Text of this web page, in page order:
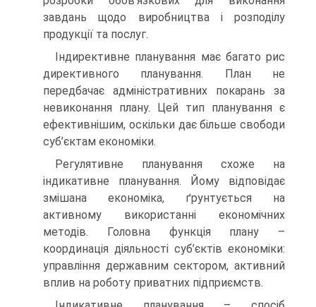
завдань щодо виробництва і розподілу
продукції та послуг.
Індирективне планування має багато рис
директивного планування. План не
передбачає адміністративних покарань за
невиконання плану. Цей тип планування є
ефективнішим, оскільки дає більше свободи
суб’єктам економіки.
Регулятивне планування схоже на
індикативне планування. Йому відповідає
змішана економіка, ґрунтується на
активному використанні економічних
методів. Головна функція плану –
координація діяльності суб’єктів економіки:
управління державним сектором, активний
вплив на роботу приватних підприємств.